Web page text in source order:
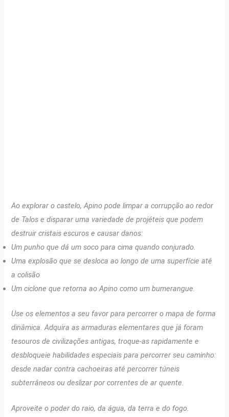
Ao explorar o castelo, Apino pode limpar a corrupção ao redor
de Talos e disparar uma variedade de projéteis que podem
destruir cristais escuros e causar danos:
Um punho que dá um soco para cima quando conjurado.
Uma explosão que se desloca ao longo de uma superfície até
a colisão
Um ciclone que retorna ao Apino como um bumerangue.
Use os elementos a seu favor para percorrer o mapa de forma
dinâmica. Adquira as armaduras elementares que já foram
tesouros de civilizações antigas, troque-as rapidamente e
desbloqueie habilidades especiais para percorrer seu caminho:
desde nadar contra cachoeiras até percorrer túneis
subterrâneos ou deslizar por correntes de ar quente.
Aproveite o poder do raio, da água, da terra e do fogo.